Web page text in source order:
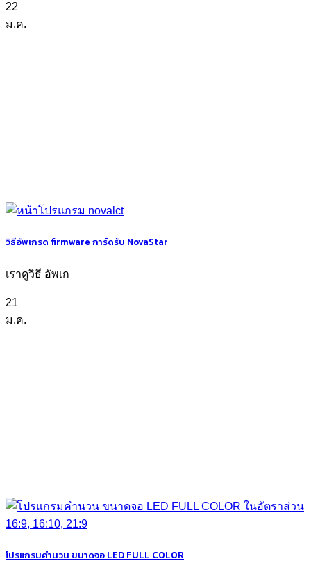
22
ม.ค.
วิธีอัพเกรด firmware การ์ดรับ NovaStar
เราดูวิธี อัพเก
21
ม.ค.
โปรแกรมคำนวน ขนาดจอ LED FULL COLOR